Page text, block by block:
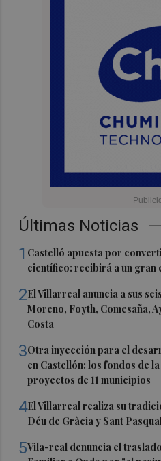
Últimas Noticias
1 Castelló apuesta por
científico: recibirá a un gran
2El Villarreal anuncia a sus
Moreno, Foyth, Comesaña,
Costa
3Otra inyección para el
en Castellón: los fondos de
proyectos de 11 municipios
4El Villarreal realiza su
Déu de Gràcia y Sant
5Vila-real denuncia el